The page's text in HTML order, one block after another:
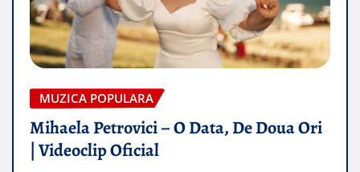
MUZICA POPULARA
Mihaela Petrovici – O Data, De Doua Ori
| Videoclip Oficial